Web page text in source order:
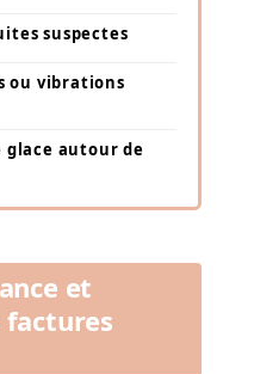
suspectes
ou vibrations
glace autour de
et